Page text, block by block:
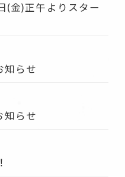
(金)正午よりスター
知らせ
知らせ